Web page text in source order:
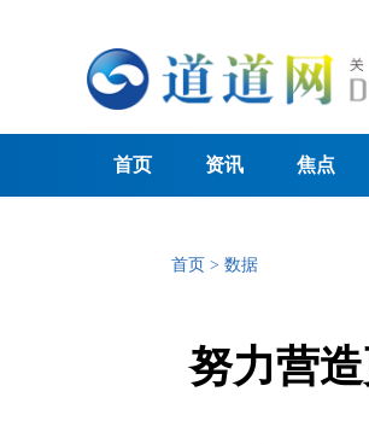
首页 资讯 焦点
首页 > 数据
努力营